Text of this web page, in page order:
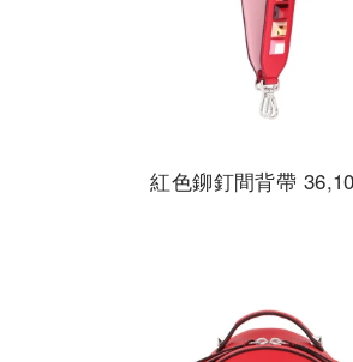
紅色鉚釘間背帶